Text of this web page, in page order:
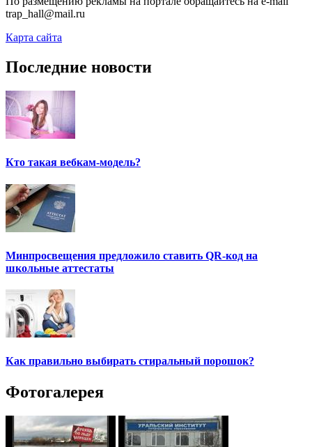
trap_hall@mail.ru
Карта сайта
Последние новости
Кто такая вебкам-модель?
Минпросвещения предложило ставить QR-код на
школьные аттестаты
Как правильно выбирать стиральный порошок?
Фотогалерея